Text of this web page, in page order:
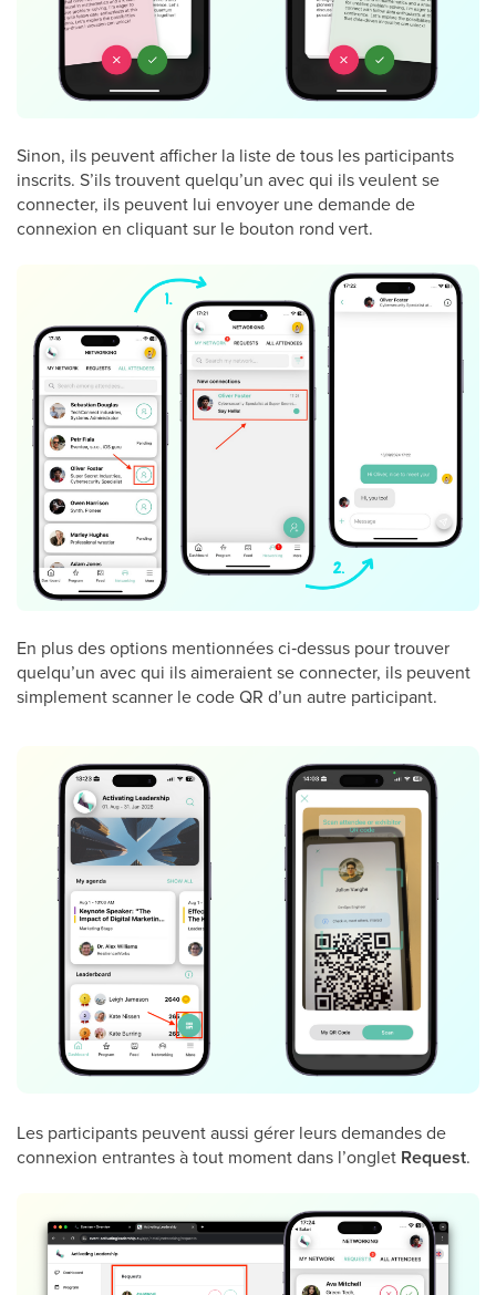
Sinon, ils peuvent afficher la liste de tous les participants
inscrits. S’ils trouvent quelqu’un avec qui ils veulent se
connecter, ils peuvent lui envoyer une demande de
connexion en cliquant sur le bouton rond vert.
En plus des options mentionnées ci‑dessus pour trouver
quelqu’un avec qui ils aimeraient se connecter, ils peuvent
simplement scanner le code QR d’un autre participant.
Les participants peuvent aussi gérer leurs demandes de
connexion entrantes à tout moment dans l’onglet Request.